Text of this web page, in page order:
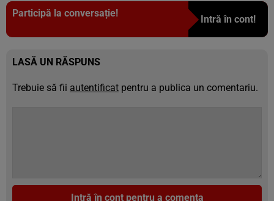
Participă la conversație!
Intră în cont!
LASĂ UN RĂSPUNS
Trebuie să fii autentificat pentru a publica un comentariu.
Intră în cont pentru a comenta